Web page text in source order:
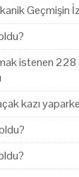
Geçmişin
istenen
kazı